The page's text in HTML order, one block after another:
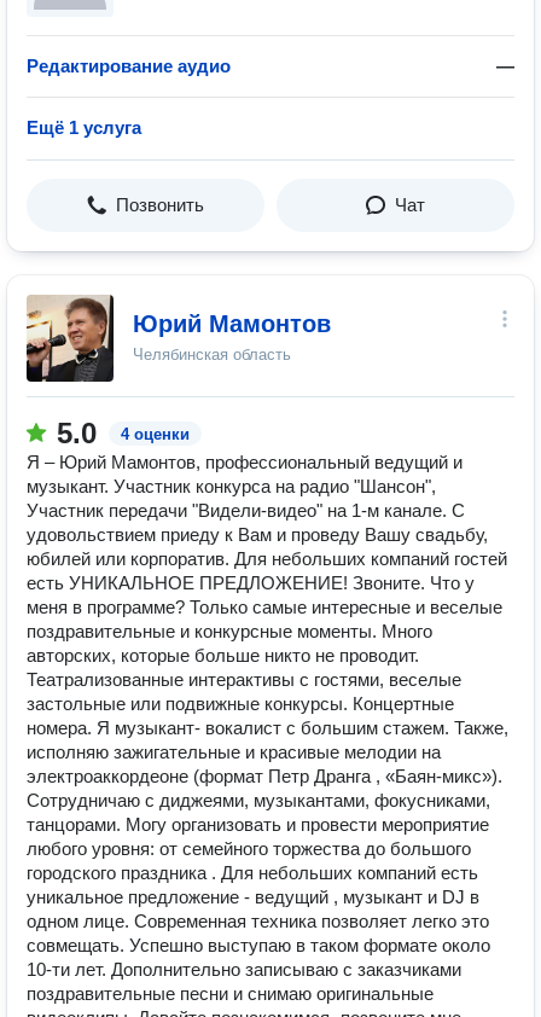
Редактирование аудио —
Ещё 1 услуга
Позвонить Чат
Юрий Мамонтов
Челябинская область
5.0 4 оценки
Я – Юрий Мамонтов, профессиональный ведущий и
музыкант. Участник конкурса на радио "Шансон",
Участник передачи "Видели-видео" на 1-м канале. С
удовольствием приеду к Вам и проведу Вашу свадьбу,
юбилей или корпоратив. Для небольших компаний гостей
есть УНИКАЛЬНОЕ ПРЕДЛОЖЕНИЕ! Звоните. Что у
меня в программе? Только самые интересные и веселые
поздравительные и конкурсные моменты. Много
авторских, которые больше никто не проводит.
Театрализованные интерактивы с гостями, веселые
застольные или подвижные конкурсы. Концертные
номера. Я музыкант- вокалист с большим стажем. Также,
исполняю зажигательные и красивые мелодии на
электроаккордеоне (формат Петр Дранга , «Баян-микс»).
Сотрудничаю с диджеями, музыкантами, фокусниками,
танцорами. Могу организовать и провести мероприятие
любого уровня: от семейного торжества до большого
городского праздника . Для небольших компаний есть
уникальное предложение - ведущий , музыкант и DJ в
одном лице. Современная техника позволяет легко это
совмещать. Успешно выступаю в таком формате около
10-ти лет. Дополнительно записываю с заказчиками
поздравительные песни и снимаю оригинальные